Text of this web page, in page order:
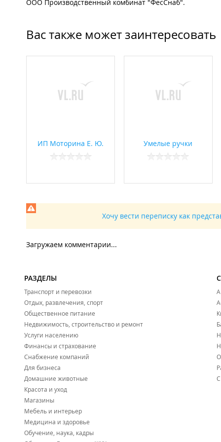
ООО Производственный комбинат "ФесСнаб".
Вас также может заинтересовать
ИП Моторина Е. Ю. Умелые ручки
Хочу вести переписку как
Загружаем комментарии...
РАЗДЕЛЫ
Транспорт и перевозки
Отдых, развлечения, спорт
Общественное питание
Недвижимость, строительство и ремонт
Услуги населению
Финансы и страхование
Снабжение компаний
Для бизнеса
Домашние животные
Красота и уход
Магазины
Мебель и интерьер
Медицина и здоровье
Обучение, наука, кадры